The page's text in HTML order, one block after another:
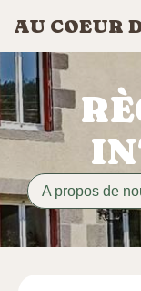
AU COEUR
A propos de